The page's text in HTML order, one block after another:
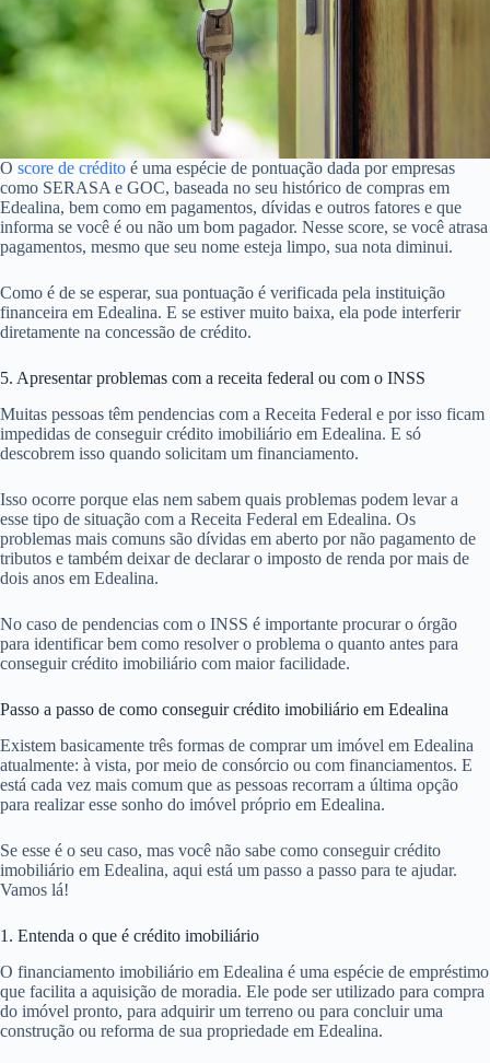
O score de crédito é uma espécie de pontuação dada por empresas
como SERASA e GOC, baseada no seu histórico de compras em
Edealina, bem como em pagamentos, dívidas e outros fatores e que
informa se você é ou não um bom pagador. Nesse score, se você atrasa
pagamentos, mesmo que seu nome esteja limpo, sua nota diminui.
Como é de se esperar, sua pontuação é verificada pela instituição
financeira em Edealina. E se estiver muito baixa, ela pode interferir
diretamente na concessão de crédito.
5. Apresentar problemas com a receita federal ou com o INSS
Muitas pessoas têm pendencias com a Receita Federal e por isso ficam
impedidas de conseguir crédito imobiliário em Edealina. E só
descobrem isso quando solicitam um financiamento.
Isso ocorre porque elas nem sabem quais problemas podem levar a
esse tipo de situação com a Receita Federal em Edealina. Os
problemas mais comuns são dívidas em aberto por não pagamento de
tributos e também deixar de declarar o imposto de renda por mais de
dois anos em Edealina.
No caso de pendencias com o INSS é importante procurar o órgão
para identificar bem como resolver o problema o quanto antes para
conseguir crédito imobiliário com maior facilidade.
Passo a passo de como conseguir crédito imobiliário em Edealina
Existem basicamente três formas de comprar um imóvel em Edealina
atualmente: à vista, por meio de consórcio ou com financiamentos. E
está cada vez mais comum que as pessoas recorram a última opção
para realizar esse sonho do imóvel próprio em Edealina.
Se esse é o seu caso, mas você não sabe como conseguir crédito
imobiliário em Edealina, aqui está um passo a passo para te ajudar.
Vamos lá!
1. Entenda o que é crédito imobiliário
O financiamento imobiliário em Edealina é uma espécie de empréstimo
que facilita a aquisição de moradia. Ele pode ser utilizado para compra
do imóvel pronto, para adquirir um terreno ou para concluir uma
construção ou reforma de sua propriedade em Edealina.